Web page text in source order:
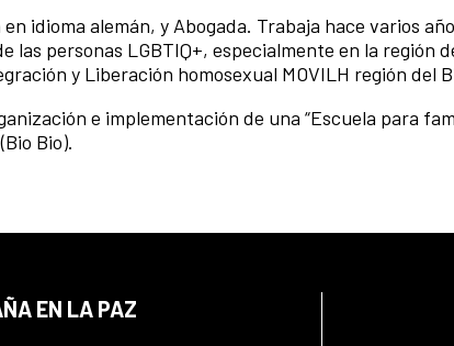
idioma alemán, y Abogada. Trabaja hace varios
las personas LGBTIQ+, especialmente en la región
y Liberación homosexual MOVILH región del
e implementación de una “Escuela para
Bio).
EN LA PAZ